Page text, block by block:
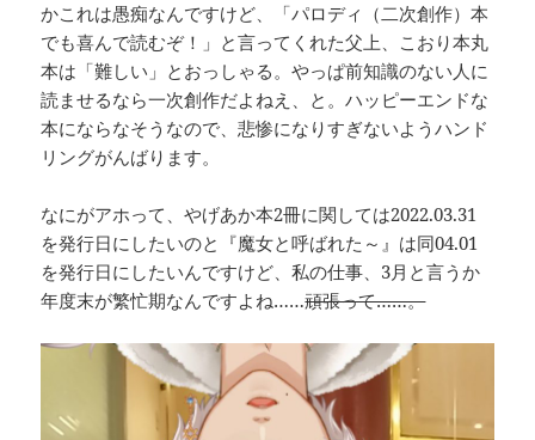
かこれは愚痴なんですけど、「パロディ（二次創作）本
でも喜んで読むぞ！」と言ってくれた父上、こおり本丸
本は「難しい」とおっしゃる。やっぱ前知識のない人に
読ませるなら一次創作だよねえ、と。ハッピーエンドな
本にならなそうなので、悲惨になりすぎないようハンド
リングがんばります。
なにがアホって、やげあか本2冊に関しては2022.03.31
を発行日にしたいのと『魔女と呼ばれた～』は同04.01
を発行日にしたいんですけど、私の仕事、3月と言うか
年度末が繁忙期なんですよね……頑張って……。